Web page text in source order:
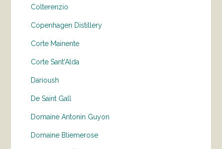
Colterenzio
Copenhagen Distillery
Corte Mainente
Corte Sant'Alda
Darioush
De Saint Gall
Domaine Antonin Guyon
Domaine Bliemerose